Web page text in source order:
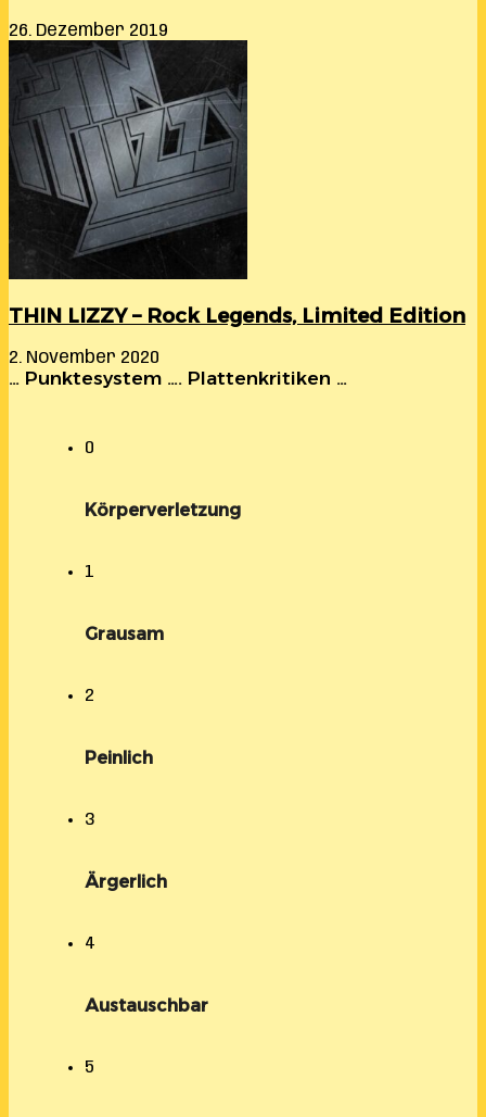
26. Dezember 2019
THIN LIZZY – Rock Legends, Limited Edition
2. November 2020
… Punktesystem …. Plattenkritiken …
0
Körperverletzung
1
Grausam
2
Peinlich
3
Ärgerlich
4
Austauschbar
5